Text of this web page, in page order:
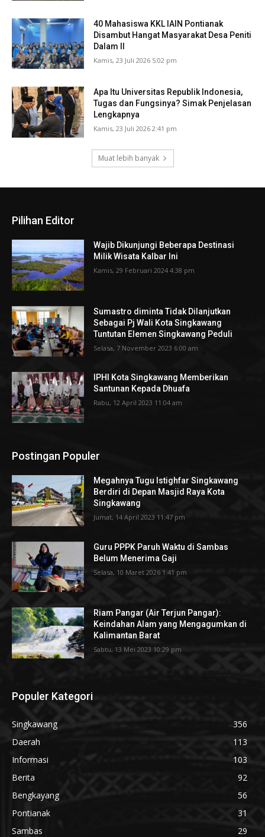
40 Mahasiswa KKL IAIN Pontianak
Disambut Hangat Masyarakat Desa Peniti
Dalam II
Kamis, 23 Juli 2026 5:02 pm
Apa Itu Universitas Republik Indonesia,
Tugas dan Fungsinya? Simak Penjelasan
Lengkapnya
Kamis, 23 Juli 2026 2:41 pm
Muat lebih banyak
Pilihan Editor
Wajib Dikunjungi Beberapa Destinasi
Milik Wisata Kalbar Ini
Kamis, 29 Februari 2024 4:38 pm
Sumastro diminta Tidak Dilanjutkan
Sebagai Pj Wali Kota Singkawang
Tuntutan Elemen Singkawang Peduli
Selasa, 7 November 2023 6:00 am
IPHI Kota Singkawang Memberikan
Santunan Kepada Dhuafa
Rabu, 12 April 2023 11:04 am
Postingan Populer
Megahnya Tugu Istighfar Singkawang
Berdiri di Depan Masjid Raya Kota
Singkawang
Jumat, 14 April 2023 11:47 pm
Guru PPPK Paruh Waktu di Sambas
Belum Menerima Gaji
Selasa, 10 Maret 2026 1:41 pm
Riam Pangar (Air Terjun Pangar):
Keindahan Alam yang Mengagumkan di
Kalimantan Barat
Sabtu, 13 Mei 2023 10:29 pm
Populer Kategori
Singkawang
356
Daerah
113
Informasi
103
Berita
92
Bengkayang
56
Pontianak
31
Sambas
29